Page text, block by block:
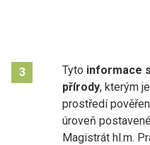
3 Tyto informace
přírody, kterým
prostředí
úroveň
Magistrát hl.m.